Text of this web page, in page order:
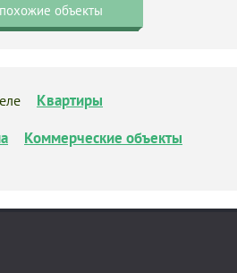
объекты
Квартиры
Коммерческие объекты